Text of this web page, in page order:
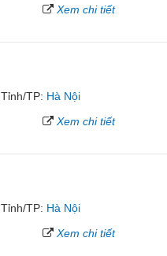
Xem chi tiết
Tỉnh/TP: Hà Nội
Xem chi tiết
Tỉnh/TP: Hà Nội
Xem chi tiết